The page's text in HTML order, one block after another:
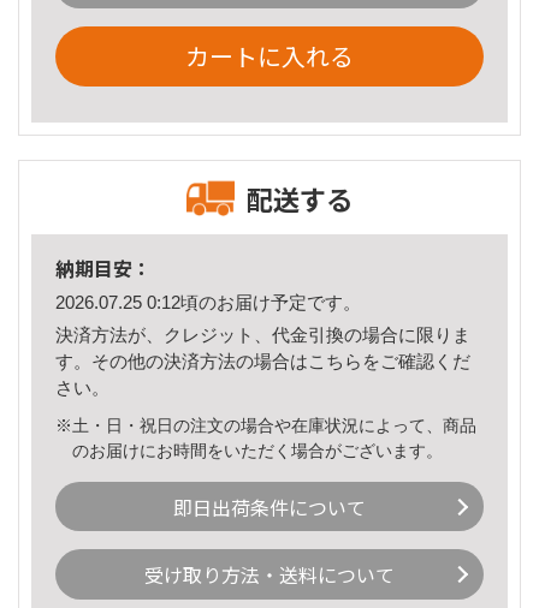
カートに入れる
配送する
納期目安：
2026.07.25 0:12頃のお届け予定です。
決済方法が、クレジット、代金引換の場合に限りま
す。その他の決済方法の場合はこちら をご確認くだ
さい。
※土・日・祝日の注文の場合や在庫状況によって、商品
のお届けにお時間をいただく場合がございます。
即日出荷条件について
受け取り方法・送料について